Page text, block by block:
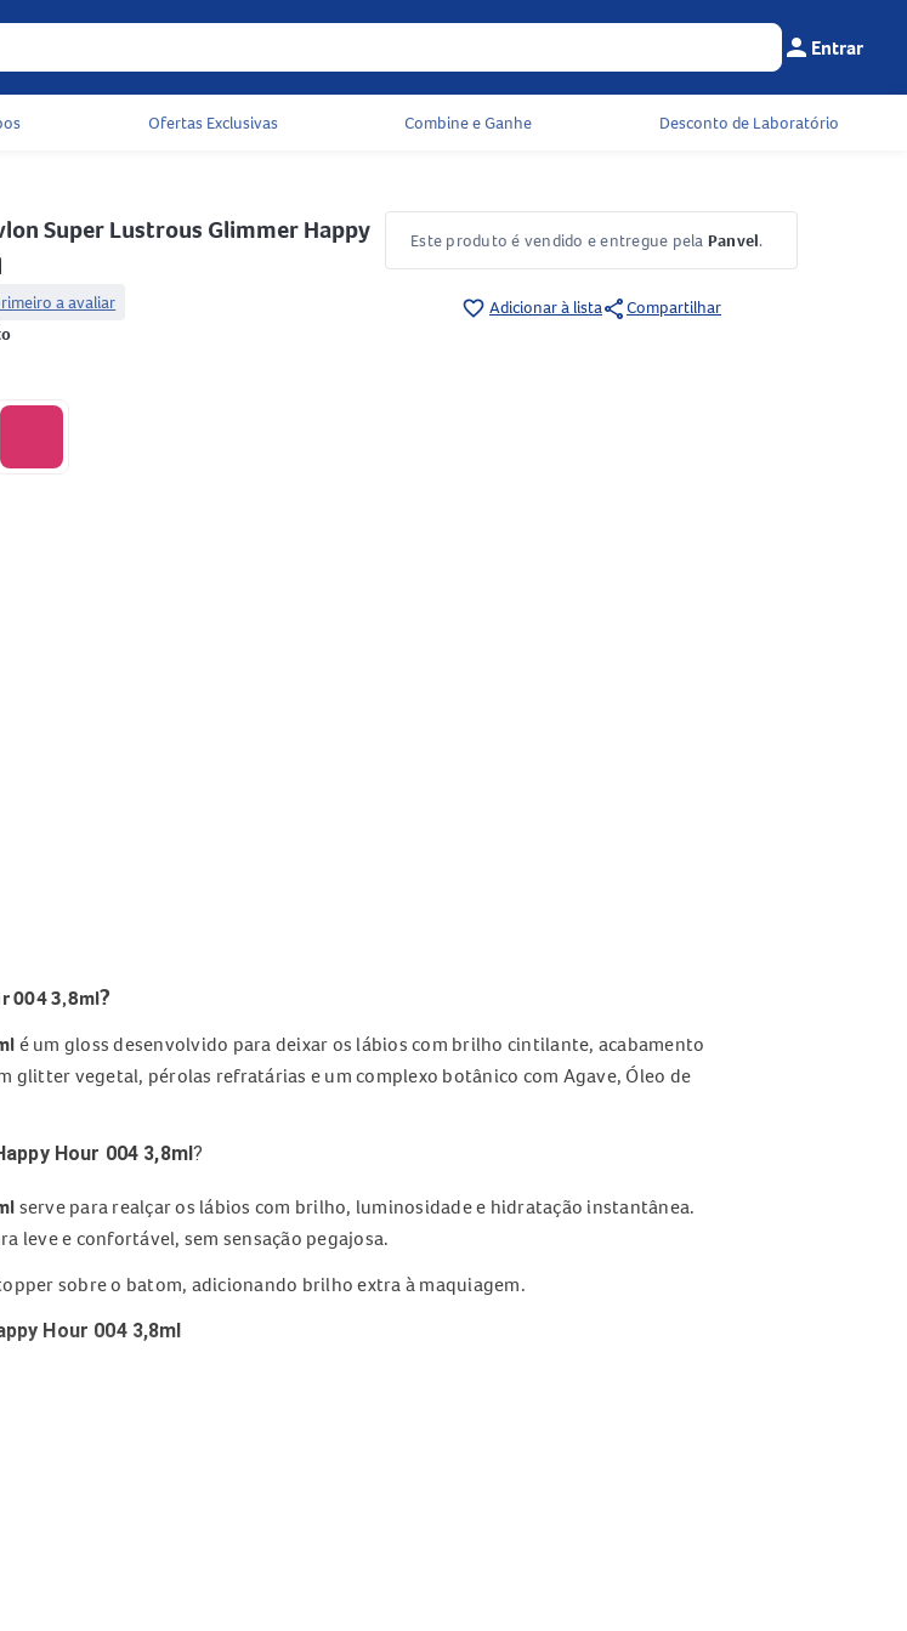
Menu do
person Entrar
Acessos rápidos do cabeçalho
Ofertas Exclusivas Combine e Ganhe Desconto de Laboratório
Super Lustrous Glimmer Happy
a avaliar
Este produto é vendido e entregue pela Panvel.
favorite_border Adicionar à listashareCompartilhar
004 3,8ml?
é um gloss desenvolvido para deixar os lábios com brilho cintilante, acabamento
glitter vegetal, pérolas refratárias e um complexo botânico com Agave, Óleo de
Hour 004 3,8ml?
serve para realçar os lábios com brilho, luminosidade e hidratação instantânea.
leve e confortável, sem sensação pegajosa.
sobre o batom, adicionando brilho extra à maquiagem.
Hour 004 3,8ml